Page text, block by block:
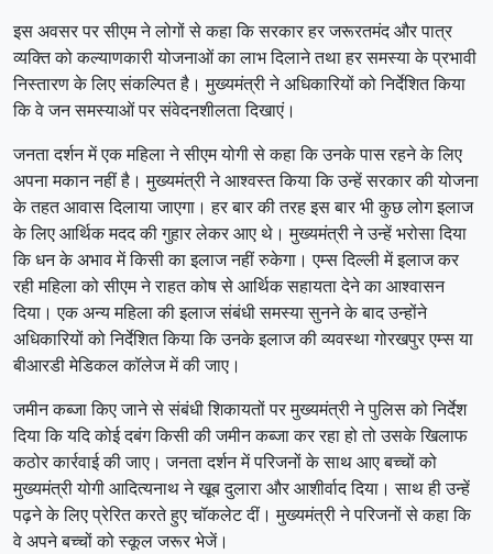
इस अवसर पर सीएम ने लोगों से कहा कि सरकार हर जरूरतमंद और पात्र
व्यक्ति को कल्याणकारी योजनाओं का लाभ दिलाने तथा हर समस्या के प्रभावी
निस्तारण के लिए संकल्पित है। मुख्यमंत्री ने अधिकारियों को निर्देशित किया
कि वे जन समस्याओं पर संवेदनशीलता दिखाएं।
जनता दर्शन में एक महिला ने सीएम योगी से कहा कि उनके पास रहने के लिए
अपना मकान नहीं है। मुख्यमंत्री ने आश्वस्त किया कि उन्हें सरकार की योजना
के तहत आवास दिलाया जाएगा। हर बार की तरह इस बार भी कुछ लोग इलाज
के लिए आर्थिक मदद की गुहार लेकर आए थे। मुख्यमंत्री ने उन्हें भरोसा दिया
कि धन के अभाव में किसी का इलाज नहीं रुकेगा। एम्स दिल्ली में इलाज कर
रही महिला को सीएम ने राहत कोष से आर्थिक सहायता देने का आश्वासन
दिया। एक अन्य महिला की इलाज संबंधी समस्या सुनने के बाद उन्होंने
अधिकारियों को निर्देशित किया कि उनके इलाज की व्यवस्था गोरखपुर एम्स या
बीआरडी मेडिकल कॉलेज में की जाए।
जमीन कब्जा किए जाने से संबंधी शिकायतों पर मुख्यमंत्री ने पुलिस को निर्देश
दिया कि यदि कोई दबंग किसी की जमीन कब्जा कर रहा हो तो उसके खिलाफ
कठोर कार्रवाई की जाए। जनता दर्शन में परिजनों के साथ आए बच्चों को
मुख्यमंत्री योगी आदित्यनाथ ने खूब दुलारा और आशीर्वाद दिया। साथ ही उन्हें
पढ़ने के लिए प्रेरित करते हुए चॉकलेट दीं। मुख्यमंत्री ने परिजनों से कहा कि
वे अपने बच्चों को स्कूल जरूर भेजें।